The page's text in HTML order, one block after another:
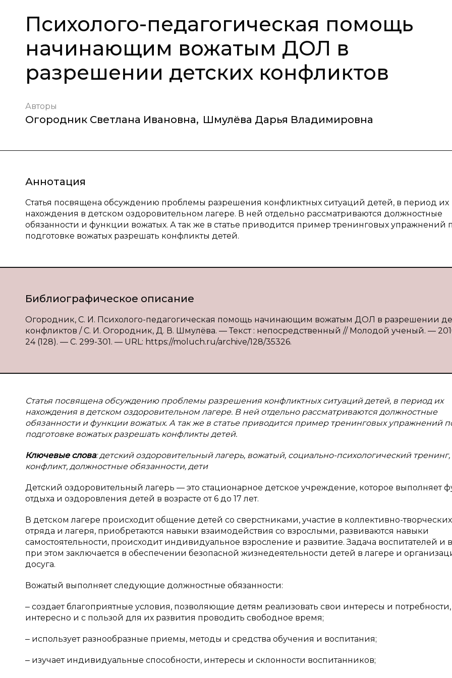
Психолого-педагогическая помощь
начинающим вожатым ДОЛ в
разрешении детских конфликтов
Авторы
Огородник Светлана Ивановна, Шмулёва Дарья Владимировна
Аннотация
Статья посвящена обсуждению проблемы разрешения конфликтных ситуаций детей, в период их
нахождения в детском оздоровительном лагере. В ней отдельно рассматриваются должностные
обязанности и функции вожатых. А так же в статье приводится пример тренинговых упражнений
подготовке вожатых разрешать конфликты детей.
Библиографическое описание
Огородник, С. И. Психолого-педагогическая помощь начинающим вожатым ДОЛ в разрешении
конфликтов / С. И. Огородник, Д. В. Шмулёва. — Текст : непосредственный // Молодой ученый. —
24 (128). — С. 299-301. — URL: https://moluch.ru/archive/128/35326.
Статья посвящена обсуждению проблемы разрешения конфликтных ситуаций детей, в период их
нахождения в детском оздоровительном лагере. В ней отдельно рассматриваются должностные
обязанности и функции вожатых. А так же в статье приводится пример тренинговых упражнений
подготовке вожатых разрешать конфликты детей.
Ключевые слова: детский оздоровительный лагерь, вожатый, социально-психологический тренинг,
конфликт, должностные обязанности, дети
Детский оздоровительный лагерь — это стационарное детское учреждение, которое выполняет
отдыха и оздоровления детей в возрасте от 6 до 17 лет.
В детском лагере происходит общение детей со сверстниками, участие в коллективно-
отряда и лагеря, приобретаются навыки взаимодействия со взрослыми, развиваются навыки
самостоятельности, происходит индивидуальное взросление и развитие. Задача воспитателей и
при этом заключается в обеспечении безопасной жизнедеятельности детей в лагере и
досуга.
Вожатый выполняет следующие должностные обязанности:
‒ создает благоприятные условия, позволяющие детям реализовать свои интересы и потребности,
интересно и с пользой для их развития проводить свободное время;
‒ использует разнообразные приемы, методы и средства обучения и воспитания;
‒ изучает индивидуальные способности, интересы и склонности воспитанников;